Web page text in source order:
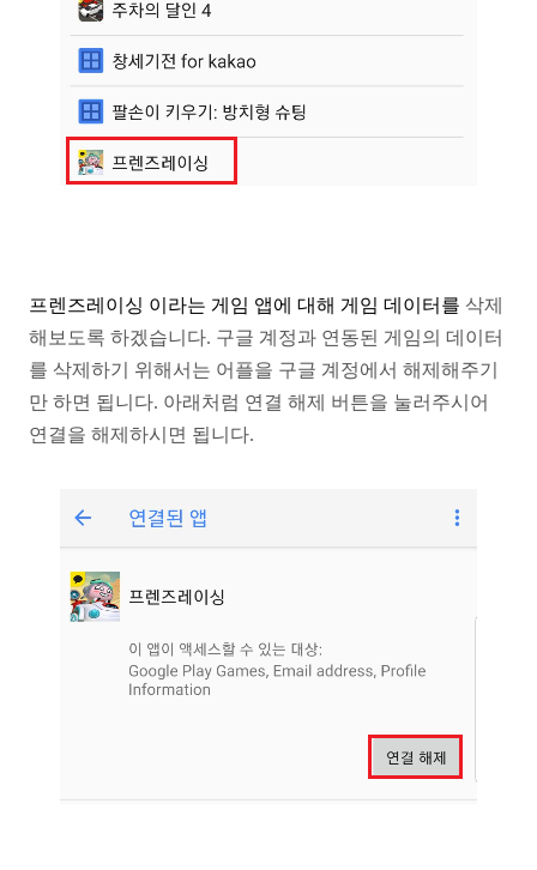
프렌즈레이싱 이라는 게임 앱에 대해 게임 데이터를 삭제
해보도록 하겠습니다. 구글 계정과 연동된 게임의 데이터
를 삭제하기 위해서는 어플을 구글 계정에서 해제해주기
만 하면 됩니다. 아래처럼 연결 해제 버튼을 눌러주시어
연결을 해제하시면 됩니다.